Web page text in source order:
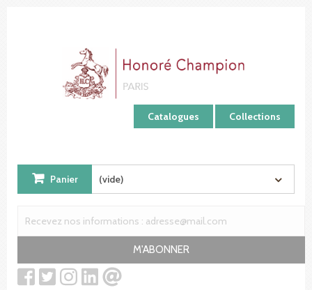
Catalogues Collections
Panier (vide)
M'ABONNER